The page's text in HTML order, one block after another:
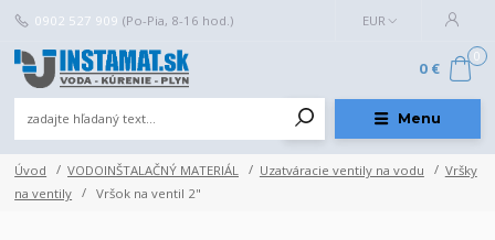
Menu
EUR
0902 527 909 (Po-Pia, 8-16 hod.)
0
0 €
Úvod VODOINŠTALAČNÝ MATERIÁL Uzatváracie ventily na vodu
Vršky
na ventily
Vršok na ventil 2"